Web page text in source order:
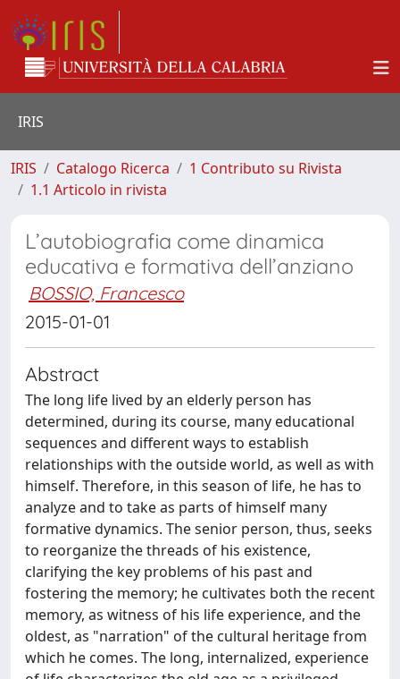
IRIS
IRIS Catalogo Ricerca
1 Contributo su Rivista
1.1 Articolo in rivista
L’autobiografia come dinamica
educativa e formativa dell’anziano
BOSSIO, Francesco
2015-01-01
Abstract
The long life lived by an elderly person has
determined, during its course, many educational
sequences and different ways to establish
relationships with the outside world, as well as with
himself. Therefore, in this season of life, he has to
analyze and to take as parts of himself many
formative dynamics. The senior person, thus, seeks
to reorganize the threads of his existence,
clarifying the key problems of his past and
fostering the memory; he cultivates both the recent
memory, as witness of his life experience, and the
oldest, as "narration" of the cultural heritage from
which he comes. The long, internalized, experience